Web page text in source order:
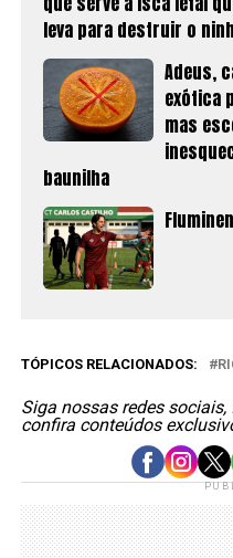
leva para destruir o
Adeus,
exótica
mas
baunilha
TÓPICOS RELACIONADOS:
Siga nossas redes
confira conteúdos